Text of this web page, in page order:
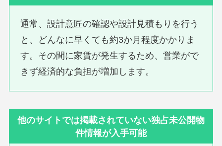
通常、設計意匠の確認や設計見積もりを行う
と、どんなに早くても約3か月程度かかりま
す。その間に家賃が発生するため、営業がで
きず経済的な負担が増加します。
他のサイトでは掲載されていない独占未公開物
件情報が入手可能